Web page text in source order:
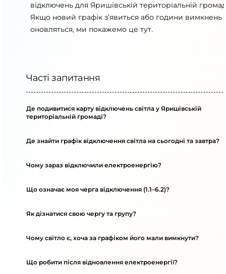
відключень для Яришівській територіальній
Якщо новий графік з’явиться або години вимкнень
оновляться, ми покажемо це тут.
Часті запитання
Де подивитися карту відключень світла у Яришівській
територіальній громаді?
Де знайти графік відключення світла на сьогодні та завтра?
Чому зараз відключили електроенергію?
Що означає моя черга відключення (1.1–6.2)?
Як дізнатися свою чергу та групу?
Чому світло є, хоча за графіком його мали вимкнути?
Що робити після відновлення електроенергії?